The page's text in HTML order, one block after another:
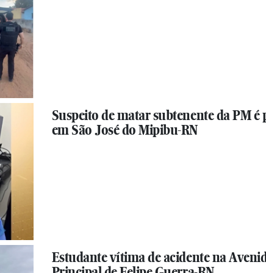
Suspeito de matar subtenente da PM é
em São José do Mipibu-RN
Estudante vítima de acidente na